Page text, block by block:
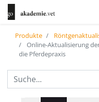
Produkte
Online-Aktualisierung
die Pferdepraxis